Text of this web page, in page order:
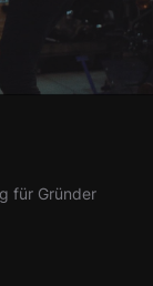
für Gründer